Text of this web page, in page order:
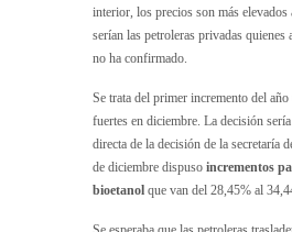
interior, los precios son más
serían las petroleras privadas
no ha confirmado.
Se trata del primer incremento del año
fuertes en diciembre. La decisión
directa de la decisión de la secretaría
de diciembre dispuso incrementos
bioetanol que van del 28,45% al